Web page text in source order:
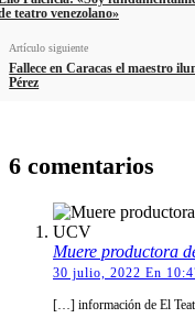
teatro venezolano»
Artículo siguiente
Fallece en Caracas el maestro
Pérez
6 comentarios
Muere productora
30 julio, 2022 En
[…] información de El